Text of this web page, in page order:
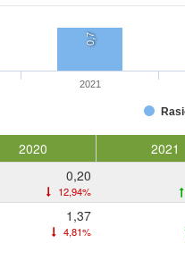
0,7
2021
2020 2021
0,20
12,94%
1,37
4,81%